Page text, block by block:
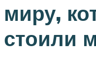
миру,
стоили